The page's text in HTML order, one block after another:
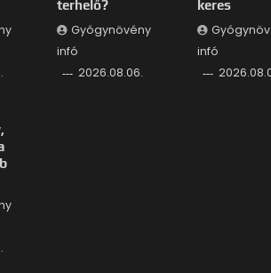
terhelő?
Gyógynövény
infó
2026.08.06.
keres
infó